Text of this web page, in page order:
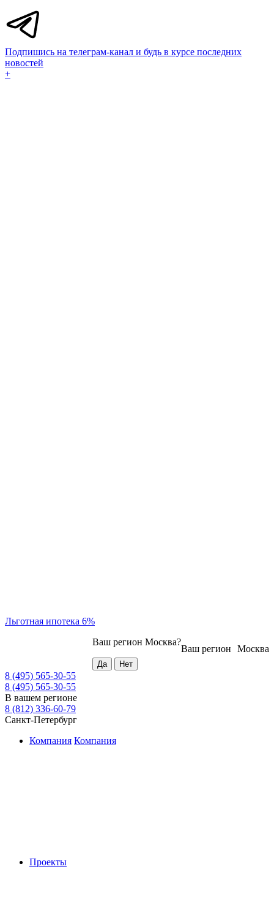
Подпишись на телеграм-канал и будь в курсе последних
новостей
+
Льготная ипотека 6%
Москва
Ваш регион
Ваш регион Москва?
8 (495) 565-30-55
8 (495) 565-30-55
В вашем регионе
8 (812) 336-60-79
Санкт-Петербург
Компания Компания
Проекты